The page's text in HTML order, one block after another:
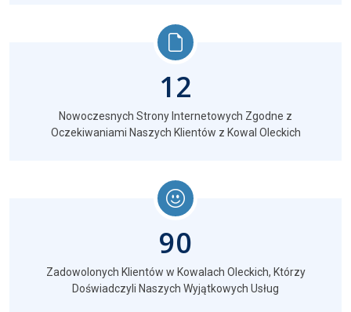
12
Nowoczesnych Strony Internetowych Zgodne z
Oczekiwaniami Naszych Klientów z Kowal Oleckich
90
Zadowolonych Klientów w Kowalach Oleckich, Którzy
Doświadczyli Naszych Wyjątkowych Usług